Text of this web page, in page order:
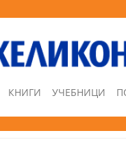
КНИГИ УЧЕБНИЦИ